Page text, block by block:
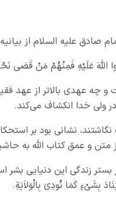
صادق علیه السلام از
عَلَیْهِ فَمِنْهُمْ مَنْ قَضى
چه عهدی بالاتر از عهد
ولی خدا انکشاف می‌کند.
نشانی بود بر
و عمق کتاب الله به
بستر زندگی این دنیایی
بِشَيْءٍ كَمَا نُودِيَ بِالْوَلاَيَةِ.